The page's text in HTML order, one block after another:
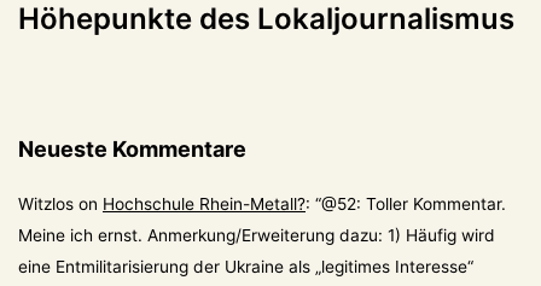
Höhepunkte des Lokaljournalismus
Neueste Kommentare
Witzlos on Hochschule Rhein-Metall?: “@52: Toller Kommentar.
Meine ich ernst. Anmerkung/Erweiterung dazu: 1) Häufig wird
eine Entmilitarisierung der Ukraine als „legitimes Interesse“